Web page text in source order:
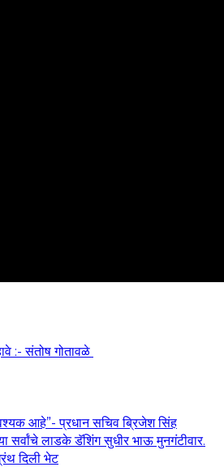
:- संतोष गोतावळे
आहे”- प्रधान सचिव ब्रिजेश सिंह
सर्वांचे लाडके डॅशिंग सुधीर भाऊ मुनगंटीवार.
दिली भेट